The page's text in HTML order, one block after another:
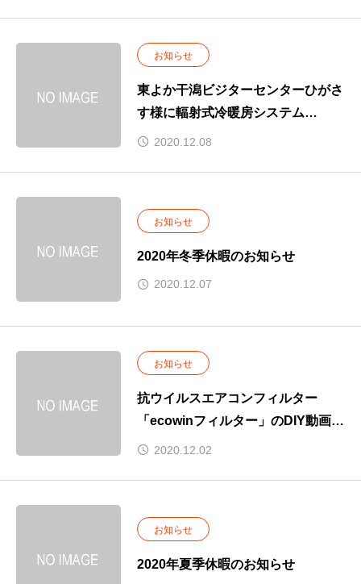
お知らせ
東よか干潟ビジターセンターひがさ
す様に輻射式冷暖房システム
「ecowin」冷温水タイプをご採用
2020.12.08
お知らせ
2020年冬季休暇のお知らせ
2020.12.07
お知らせ
抗ウイルスエアコンフィルター
「ecowinフィルター」のDIY動画を
UPしました。
2020.12.02
お知らせ
2020年夏季休暇のお知らせ